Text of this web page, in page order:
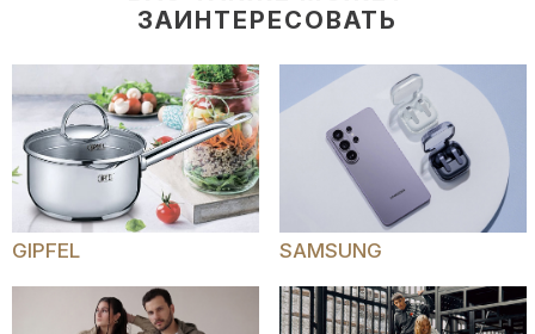
ЗАИНТЕРЕСОВАТЬ
GIPFEL SAMSUNG